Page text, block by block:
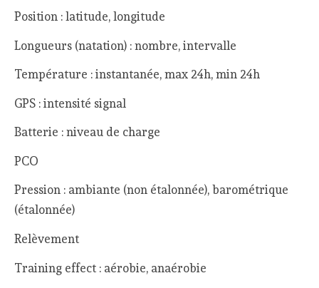
Position : latitude, longitude
Longueurs (natation) : nombre, intervalle
Température : instantanée, max 24h, min 24h
GPS : intensité signal
Batterie : niveau de charge
PCO
Pression : ambiante (non étalonnée), barométrique
(étalonnée)
Relèvement
Training effect : aérobie, anaérobie